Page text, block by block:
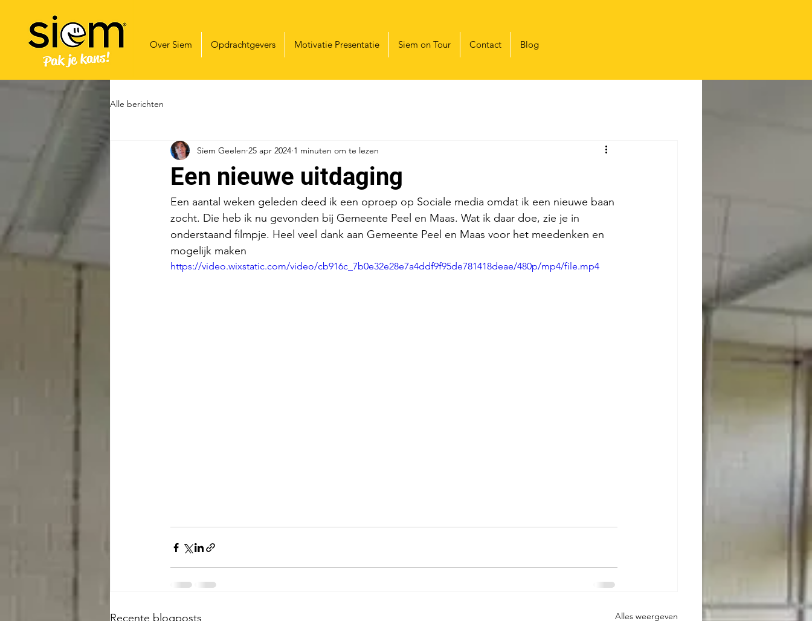
Over Siem Opdrachtgevers Motivatie Presentatie Siem on Tour Contact Blog
Alle berichten
Een nieuwe uitdaging
Siem Geelen 25 apr 2024 1 minuten om te lezen
Een aantal weken geleden deed ik een oproep op Sociale media omdat ik een nieuwe baan
zocht. Die heb ik nu gevonden bij Gemeente Peel en Maas. Wat ik daar doe, zie je in
onderstaand filmpje. Heel veel dank aan Gemeente Peel en Maas voor het meedenken en
mogelijk maken
https://video.wixstatic.com/video/cb916c_7b0e32e28e7a4ddf9f95de781418deae/480p/mp4/file.mp4
Recente blogposts Alles weergeven